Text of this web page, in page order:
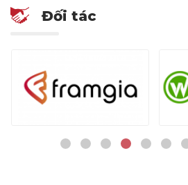
20/08/2018. Đợt 2:Từ 01/09/2018
Đối tác